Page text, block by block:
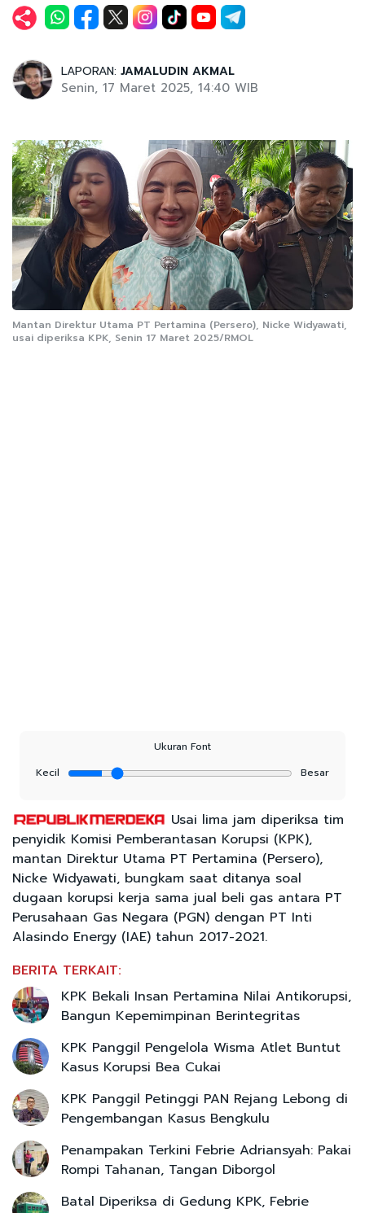
LAPORAN: JAMALUDIN AKMAL
Senin, 17 Maret 2025, 14:40 WIB
Mantan Direktur Utama PT Pertamina (Persero), Nicke Widyawati,
usai diperiksa KPK, Senin 17 Maret 2025/RMOL
Ukuran Font
Kecil
Besar
Usai lima jam diperiksa tim
penyidik Komisi Pemberantasan Korupsi (KPK),
mantan Direktur Utama PT Pertamina (Persero),
Nicke Widyawati, bungkam saat ditanya soal
dugaan korupsi kerja sama jual beli gas antara PT
Perusahaan Gas Negara (PGN) dengan PT Inti
Alasindo Energy (IAE) tahun 2017-2021.
BERITA TERKAIT:
KPK Bekali Insan Pertamina Nilai Antikorupsi,
Bangun Kepemimpinan Berintegritas
KPK Panggil Pengelola Wisma Atlet Buntut
Kasus Korupsi Bea Cukai
KPK Panggil Petinggi PAN Rejang Lebong di
Pengembangan Kasus Bengkulu
Penampakan Terkini Febrie Adriansyah: Pakai
Rompi Tahanan, Tangan Diborgol
Batal Diperiksa di Gedung KPK, Febrie